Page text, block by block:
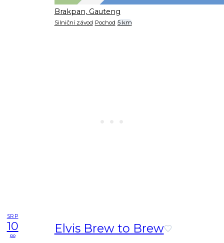
Brakpan, Gauteng
Silniční závod Pochod 5 km
SRP
10
po Elvis Brew to Brew